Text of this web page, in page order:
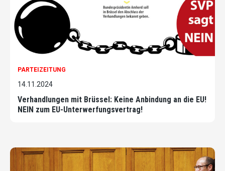
PARTEIZEITUNG
14.11.2024
Verhandlungen mit Brüssel: Keine Anbindung an die EU!
NEIN zum EU-Unterwerfungsvertrag!